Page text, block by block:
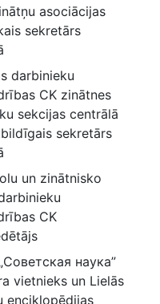
asociācijas
sekretārs
darbinieku
CK zinātnes
sekcijas centrālā
sekretārs
un zinātnisko
CK
наука”
vietnieks un Lielās
enciklopēdijas